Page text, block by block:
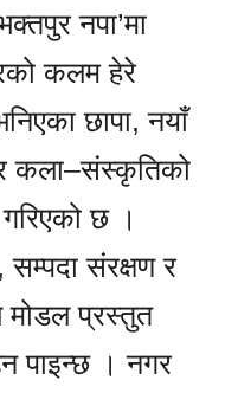
नपा’मा
कलम हेरे
छापा, नयाँ
र कला–संस्कृतिको
छ ।
सम्पदा संरक्षण र
मोडल प्रस्तुत
पाइन्छ । नगर